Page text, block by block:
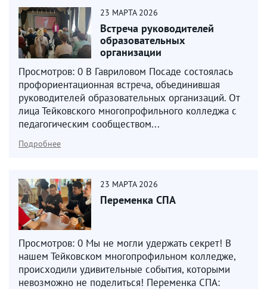
23 МАРТА 2026
Встреча руководителей
образовательных
организации
Просмотров: 0 В Гавриловом Посаде состоялась
профориентационная встреча, объединившая
руководителей образовательных организаций. От
лица Тейковского многопрофильного колледжа с
педагогическим сообществом...
Подробнее
23 МАРТА 2026
Переменка СПА
Просмотров: 0 Мы не могли удержать секрет! В
нашем Тейковском многопрофильном колледже,
происходили удивительные события, которыми
невозможно не поделиться! Переменка СПА: